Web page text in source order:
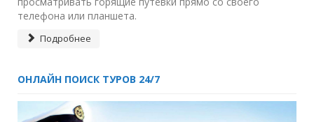
телефона или планшета.
Подробнее
ОНЛАЙН ПОИСК ТУРОВ 24/7